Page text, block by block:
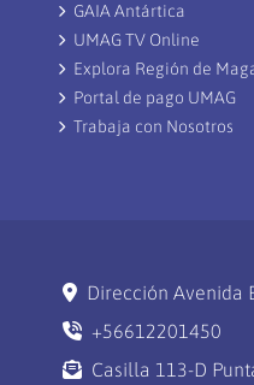
GAIA Antártica
UMAG TV Online
Explora Región de
Portal de pago UMAG
Trabaja con Nosotros
Dirección Avenida
+56612201450
Casilla 113-D